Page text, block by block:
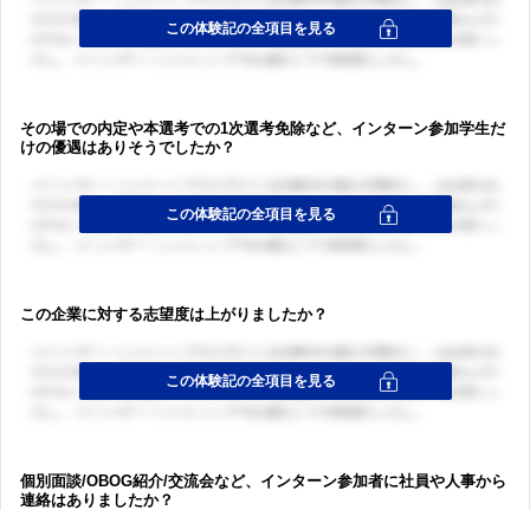
その場での内定や本選考での1次選考免除など、インターン参加学生だ
けの優遇はありそうでしたか？
この企業に対する志望度は上がりましたか？
個別面談/OBOG紹介/交流会など、インターン参加者に社員や人事から
連絡はありましたか？
ログイン・会員登録